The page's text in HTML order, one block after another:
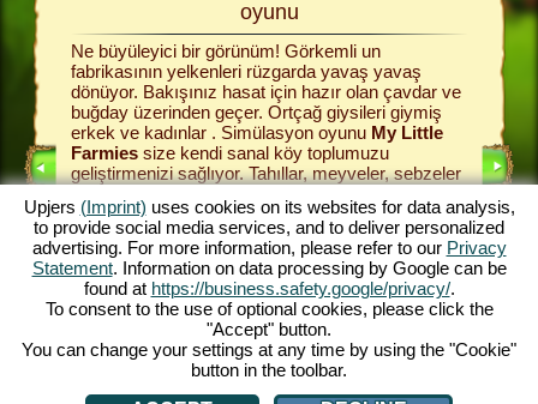
oyunlar
oyunu
Ne büyüleyici bir görünüm! Görkemli un
fabrikasının yelkenleri rüzgarda yavaş yavaş
dönüyor. Bakışınız hasat için hazır olan çavdar ve
buğday üzerinden geçer. Ortçağ giysileri giymiş
erkek ve kadınlar . Simülasyon oyunu My Little
Farmiessize kendi sanal köy toplumuzu
geliştirmenizi sağlıyor. Tahıllar, meyveler, sebzeler
yaparak verimli işlevlerini kullanın. My Little
Farmies size çok sayıda özellik ve işlev
sunmaktadır - ayrıca bu çiftlk oyununu oynamak
kesinlikle eğlenceli! Çiftlik oyunun büyüleyici
dünyasını yaşayın ve hemen şimdi oynayın!
Renkli
çayırı
bu köyü
edecek.
ve
Upjers (Imprint) uses cookies on its websites for data analysis,
to provide social media services, and to deliver personalized
advertising. For more information, please refer to our Privacy
Statement. Information on data processing by Google can be
found at https://business.safety.google/privacy/.
To consent to the use of optional cookies, please click the
"Accept" button.
You can change your settings at any time by using the "Cookie"
button in the toolbar.